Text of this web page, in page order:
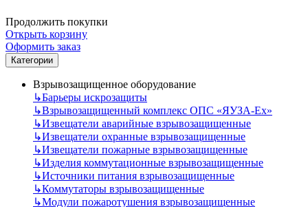
Продолжить покупки
Открыть корзину
Оформить заказ
Категории
Взрывозащищенное оборудование
↳Барьеры искрозащиты
↳Взрывозащищенный комплекс ОПС «ЯУЗА-Ех»
↳Извещатели аварийные взрывозащищенные
↳Извещатели охранные взрывозащищенные
↳Извещатели пожарные взрывозащищенные
↳Изделия коммутационные взрывозащищенные
↳Источники питания взрывозащищенные
↳Коммутаторы взрывозащищенные
↳Модули пожаротушения взрывозащищенные